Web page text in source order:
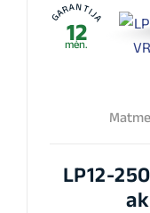
GARANTIJA
12
mėn.
LP12-